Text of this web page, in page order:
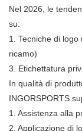
Nel 2026, le
su:
1. Tecniche di
ricamo)
3. Etichettatura
In qualità di
INGORSPORTS
1. Assistenza alla
2. Applicazione di